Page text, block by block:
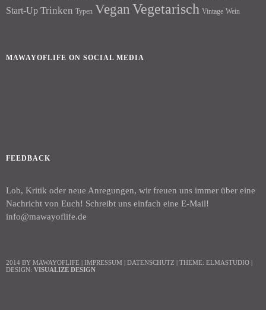
Start-Up Trinken Typen Vegan Vegetarisch Vintage Wein
MAWAYOFLIFE ON SOCIAL MEDIA
FEEDBACK
Lob, Kritik oder neue Anregungen, wir freuen uns immer über eine
Nachricht von Euch! Schreibt uns einfach eine E-Mail!
info@mawayoflife.de
2014 BY MAWAYOFLIFE | IMPRESSUM | DATENSCHUTZ | THEME: ELMASTUDIO |
DESIGN: VISUALIZE DESIGN